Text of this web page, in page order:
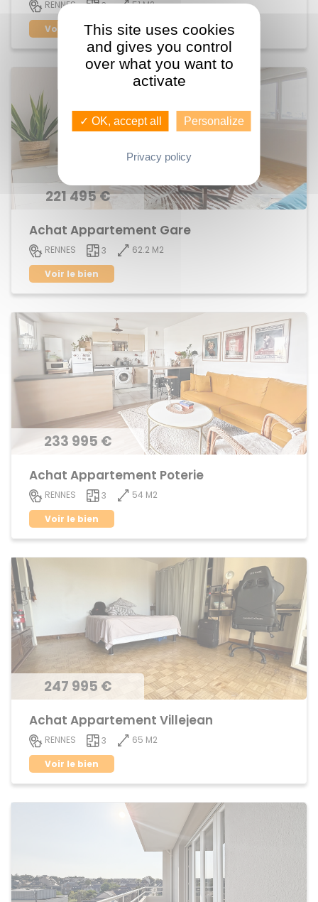
RENNES 3
51 M2
Voir le bien
221 495 €
Achat Appartement Gare
RENNES 3
62.2 M2
Voir le bien
233 995 €
Achat Appartement Poterie
RENNES 3
54 M2
Voir le bien
247 995 €
Achat Appartement Villejean
RENNES 3
65 M2
Voir le bien
This site uses cookies
and gives you control
over what you want to
activate
✓ OK, accept all Personalize
Privacy policy